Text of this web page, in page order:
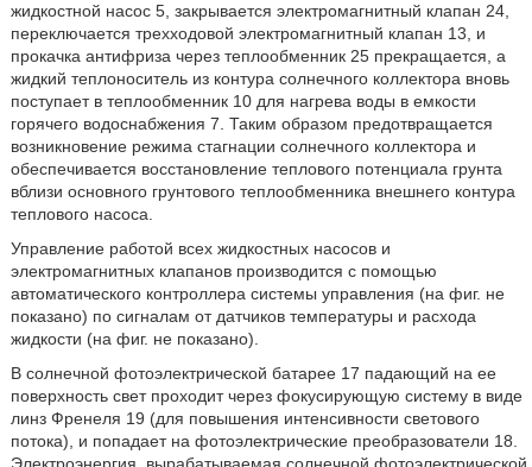
жидкостной насос 5, закрывается электромагнитный клапан 24,
переключается трехходовой электромагнитный клапан 13, и
прокачка антифриза через теплообменник 25 прекращается, а
жидкий теплоноситель из контура солнечного коллектора вновь
поступает в теплообменник 10 для нагрева воды в емкости
горячего водоснабжения 7. Таким образом предотвращается
возникновение режима стагнации солнечного коллектора и
обеспечивается восстановление теплового потенциала грунта
вблизи основного грунтового теплообменника внешнего контура
теплового насоса.
Управление работой всех жидкостных насосов и
электромагнитных клапанов производится с помощью
автоматического контроллера системы управления (на фиг. не
показано) по сигналам от датчиков температуры и расхода
жидкости (на фиг. не показано).
В солнечной фотоэлектрической батарее 17 падающий на ее
поверхность свет проходит через фокусирующую систему в виде
линз Френеля 19 (для повышения интенсивности светового
потока), и попадает на фотоэлектрические преобразователи 18.